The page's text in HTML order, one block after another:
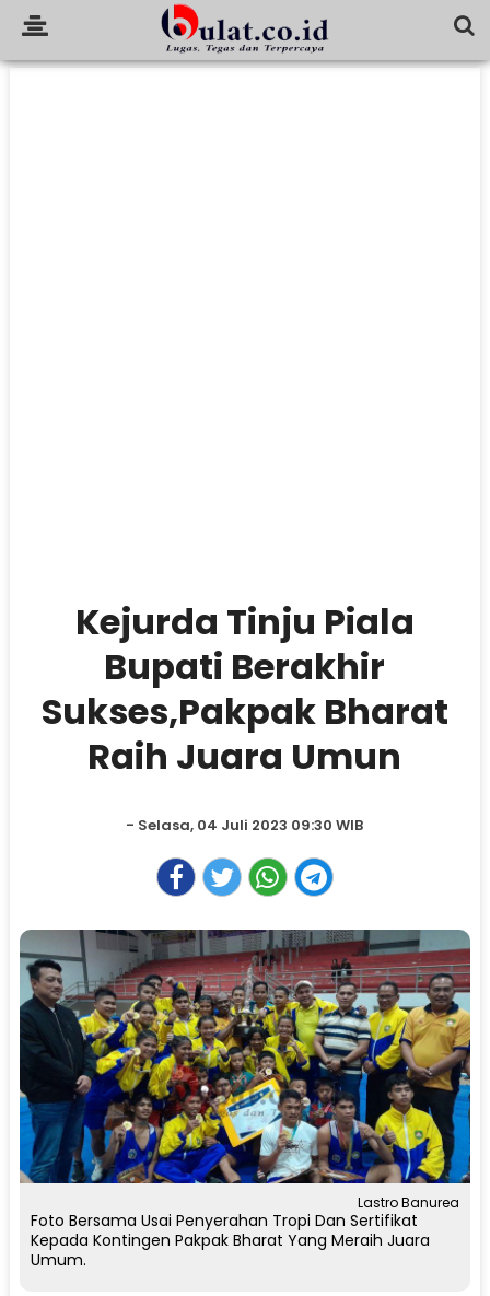
Kejurda Tinju Piala
Bupati Berakhir
Sukses,Pakpak Bharat
Raih Juara Umun
- Selasa, 04 Juli 2023 09:30 WIB
Lastro Banurea
Foto Bersama Usai Penyerahan Tropi Dan Sertifikat
Kepada Kontingen Pakpak Bharat Yang Meraih Juara
Umum.